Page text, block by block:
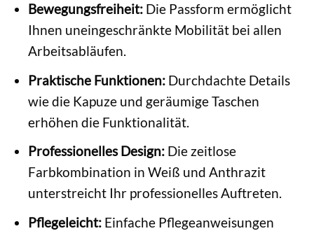
Bewegungsfreiheit:Die Passform ermöglicht
Ihnen uneingeschränkte Mobilität bei allen
Arbeitsabläufen.
Praktische Funktionen:Durchdachte Details
wie die Kapuze und geräumige Taschen
erhöhen die Funktionalität.
Professionelles Design:Die zeitlose
Farbkombination in Weiß und Anthrazit
unterstreicht Ihr professionelles Auftreten.
Pflegeleicht:Einfache Pflegeanweisungen